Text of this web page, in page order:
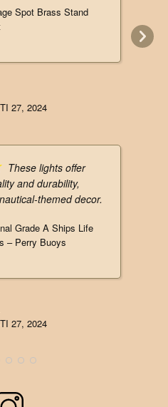
Spot Brass Stand
27, 2024
These lights offer
and durability,
themed decor.
Grade A Ships Life
– Perry Buoys
27, 2024